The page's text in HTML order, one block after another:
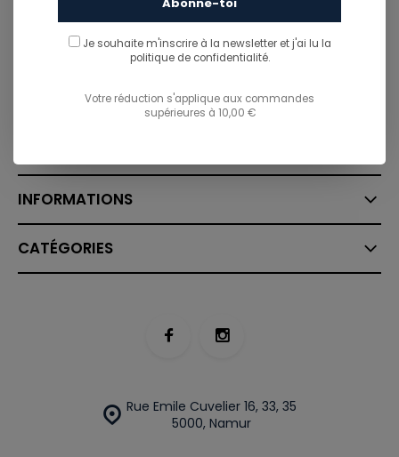
081/260.730
Envoyez un email
INFORMATIONS
CATÉGORIES
Rue Emile Cuvelier 16, 33, 35
5000, Namur
Je souhaite m'inscrire à la newsletter et j'ai lu la
politique de confidentialité.
Votre réduction s'applique aux commandes
supérieures à 10,00 €